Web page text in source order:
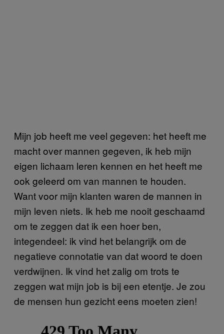
Mijn job heeft me veel gegeven: het heeft me
macht over mannen gegeven, ik heb mijn
eigen lichaam leren kennen en het heeft me
ook geleerd om van mannen te houden.
Want voor mijn klanten waren de mannen in
mijn leven niets. Ik heb me nooit geschaamd
om te zeggen dat ik een hoer ben,
integendeel: ik vind het belangrijk om de
negatieve connotatie van dat woord te doen
verdwijnen. Ik vind het zalig om trots te
zeggen wat mijn job is bij een etentje. Je zou
de mensen hun gezicht eens moeten zien!